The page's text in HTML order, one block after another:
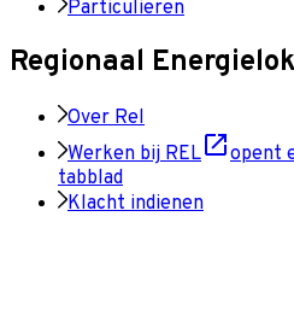
Particulieren
Regionaal
Over Rel
Werken bij REL
opent
tabblad
Klacht indienen